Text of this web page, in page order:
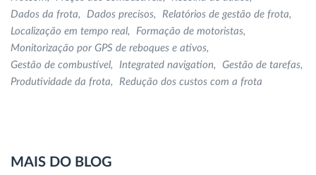
Dados da frota
Dados precisos
Relatórios de gestão de frota
Localização em tempo real
Formação de motoristas
Monitorização por GPS de reboques e ativos
Gestão de combustível
Integrated navigation
Gestão de tarefas
Produtividade da frota
Redução dos custos com a frota
MAIS DO BLOG